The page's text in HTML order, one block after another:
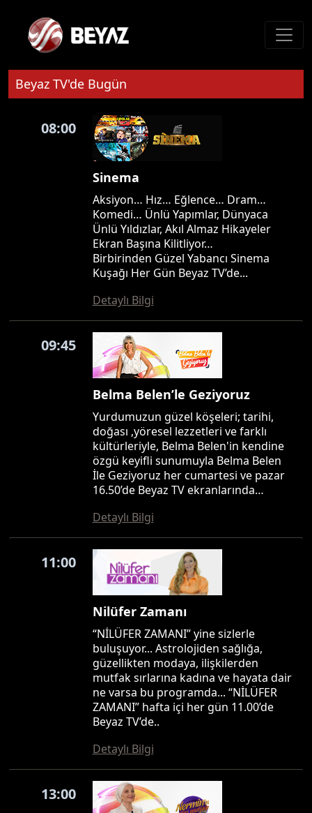
Beyaz TV'de Bugün
08:00
Sinema
Aksiyon… Hız… Eğlence… Dram…
Komedi… Ünlü Yapımlar, Dünyaca
Ünlü Yıldızlar, Akıl Almaz Hikayeler
Ekran Başına Kilitliyor…
Birbirinden Güzel Yabancı Sinema
Kuşağı Her Gün Beyaz TV’de...
Detaylı Bilgi
09:45
Belma Belen’le Geziyoruz
Yurdumuzun güzel köşeleri; tarihi,
doğası ,yöresel lezzetleri ve farklı
kültürleriyle, Belma Belen'in kendine
özgü keyifli sunumuyla Belma Belen
İle Geziyoruz her cumartesi ve pazar
16.50’de Beyaz TV ekranlarında…
Detaylı Bilgi
11:00
Nilüfer Zamanı
“NİLÜFER ZAMANI” yine sizlerle
buluşuyor... Astrolojiden sağlığa,
güzellikten modaya, ilişkilerden
mutfak sırlarına kadına ve hayata dair
ne varsa bu programda... “NİLÜFER
ZAMANI” hafta içi her gün 11.00’de
Beyaz TV’de..
Detaylı Bilgi
13:00